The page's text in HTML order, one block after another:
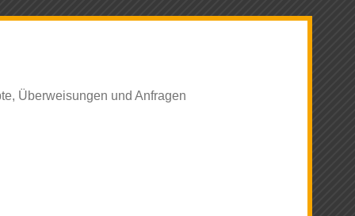
von 8 bis 12 Uhr.
und tausenden Todesfällen.
Überweisungen und Anfragen